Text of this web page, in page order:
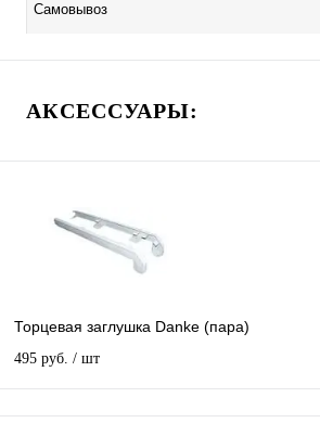
Самовывоз
АКСЕССУАРЫ:
Торцевая заглушка Danke (пара)
495 руб. / шт